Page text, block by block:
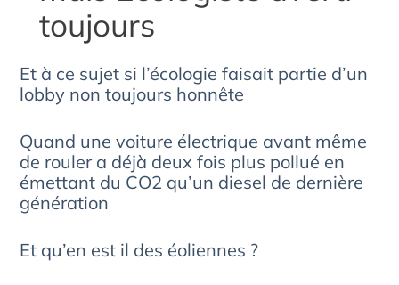
toujours
Et à ce sujet si l’écologie faisait partie d’un
lobby non toujours honnête
Quand une voiture électrique avant même
de rouler a déjà deux fois plus pollué en
émettant du CO2 qu’un diesel de dernière
génération
Et qu’en est il des éoliennes ?